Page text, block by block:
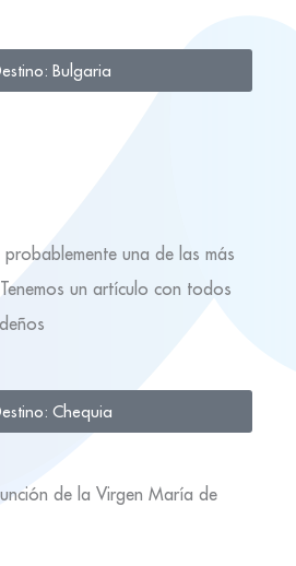
Bulgaria
una de las más
un artículo con todos
Chequia